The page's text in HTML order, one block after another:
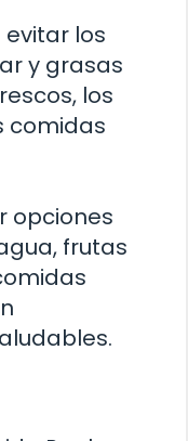
los
y grasas
los
comidas
opciones
frutas